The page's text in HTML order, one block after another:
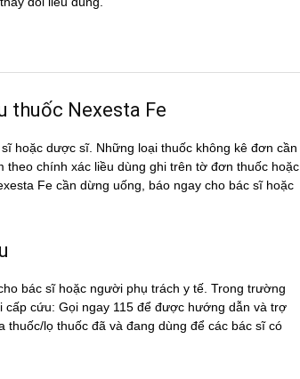
thuốc Nexesta Fe
hoặc dược sĩ. Những loại thuốc không kê đơn cần
chính xác liều dùng ghi trên tờ đơn thuốc hoặc
Fe cần dừng uống, báo ngay cho bác sĩ hoặc
bác sĩ hoặc người phụ trách y tế. Trong trường
cấp cứu: Gọi ngay 115 để được hướng dẫn và trợ
lọ thuốc đã và đang dùng để các bác sĩ có